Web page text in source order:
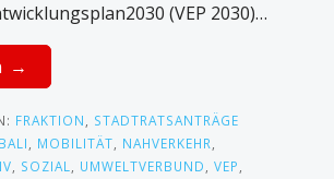
(VEP 2030)…
→
FRAKTION
STADTRATSANTRÄGE
BALI MOBILITÄT NAHVERKEHR
SOZIAL UMWELTVERBUND VEP